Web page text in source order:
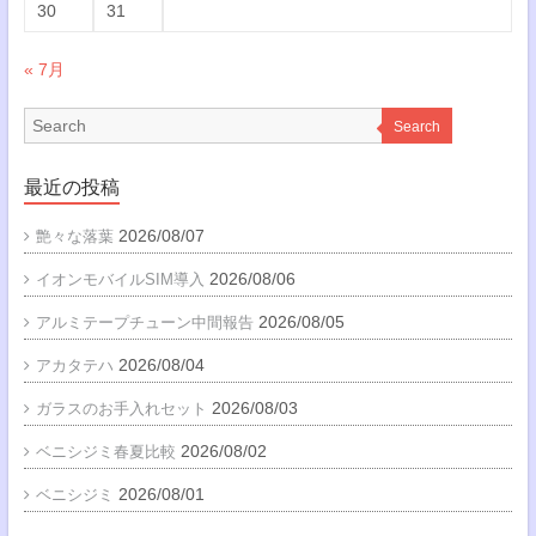
30 31
« 7月
Search
最近の投稿
艶々な落葉 2026/08/07
イオンモバイルSIM導入 2026/08/06
アルミテープチューン中間報告 2026/08/05
アカタテハ 2026/08/04
ガラスのお手入れセット 2026/08/03
ベニシジミ春夏比較 2026/08/02
ベニシジミ 2026/08/01